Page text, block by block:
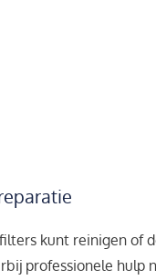
kunt reinigen of
professionele hulp